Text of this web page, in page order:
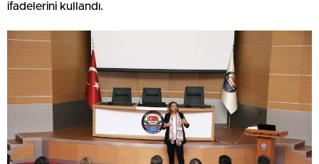
ifadelerini kullandı.